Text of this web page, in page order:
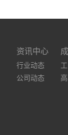
资讯中心
行业动态
公司动态